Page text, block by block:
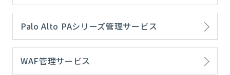
Palo Alto PAシリーズ管理サービス
WAF管理サービス